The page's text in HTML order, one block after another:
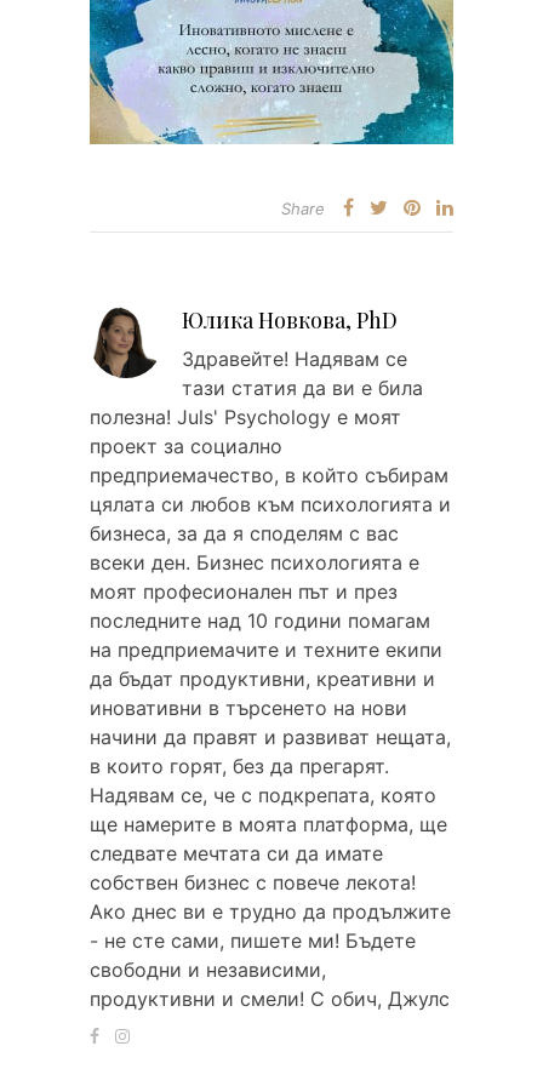
Share
Юлика Новкова, PhD
Здравейтe! Надявам се
тази статия да ви е била
полезна! Juls' Psychology е моят
проект за социално
предприемачество, в който събирам
цялата си любов към психологията и
бизнеса, за да я споделям с вас
всеки ден. Бизнес психологията е
моят професионален път и през
последните над 10 години помагам
на предприемачите и техните екипи
да бъдат продуктивни, креативни и
иновативни в търсенето на нови
начини да правят и развиват нещата,
в които горят, без да прегарят.
Надявам се, че с подкрепата, която
ще намерите в моята платформа, ще
следвате мечтата си да имате
собствен бизнес с повече лекота!
Ако днес ви е трудно да продължите
- не сте сами, пишете ми! Бъдете
свободни и независими,
продуктивни и смели! С обич, Джулс